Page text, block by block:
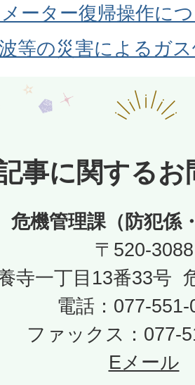
ーター復帰操作に
等の災害によるガ
事に関するお
危機管理課（防犯係
〒520-3088
寺一丁目13番33号
電話：077-551-
ファックス：077-
Eメール